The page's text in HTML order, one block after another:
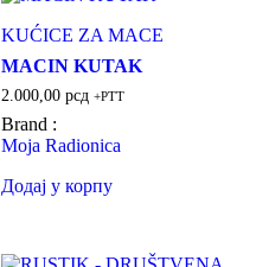
KUĆICE ZA MACE
MACIN KUTAK
2.000,00 рсд +PTT
Brand :
Moja Radionica
Додај у корпу